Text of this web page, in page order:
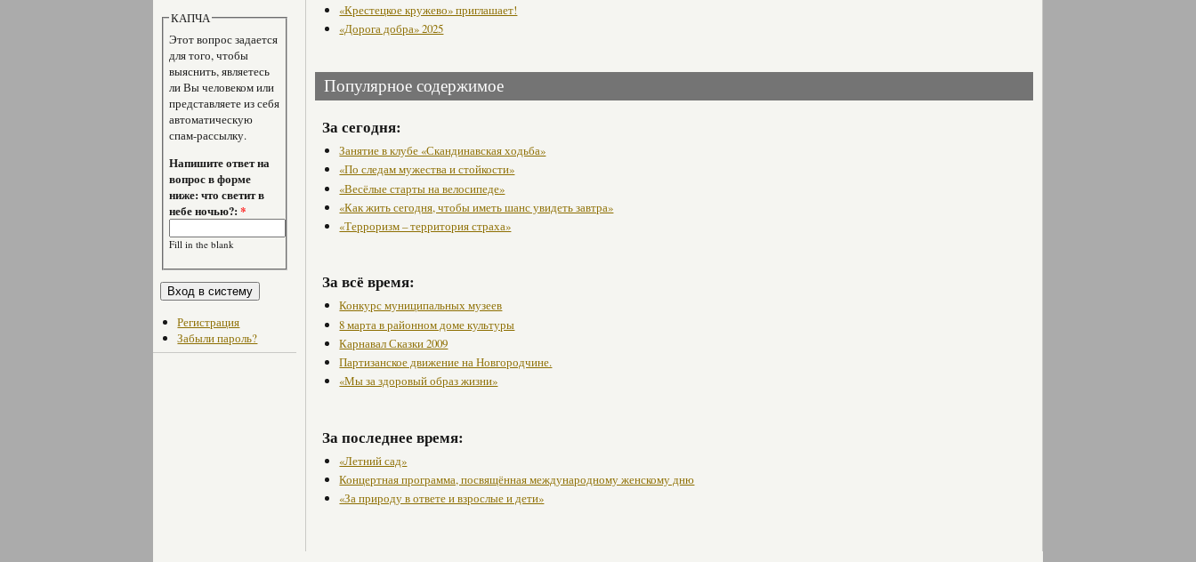
КАПЧА
Этот вопрос задается
для того, чтобы
выяснить, являетесь
ли Вы человеком или
представляете из себя
автоматическую
спам-рассылку.
Напишите ответ на
вопрос в форме
ниже: что светит в
небе ночью?:*
Fill in the blank
Регистрация
Забыли пароль?
«Крестецкое кружево» приглашает!
«Дорога добра» 2025
Популярное содержимое
За сегодня:
Занятие в клубе «Скандинавская ходьба»
«По следам мужества и стойкости»
«Весёлые старты на велосипеде»
«Как жить сегодня, чтобы иметь шанс увидеть завтра»
«Терроризм – территория страха»
За всё время:
Конкурс муниципальных музеев
8 марта в районном доме культуры
Карнавал Сказки 2009
Партизанское движение на Новгородчине.
«Мы за здоровый образ жизни»
За последнее время:
«Летний сад»
Концертная программа, посвящённая международному женскому дню
«За природу в ответе и взрослые и дети»